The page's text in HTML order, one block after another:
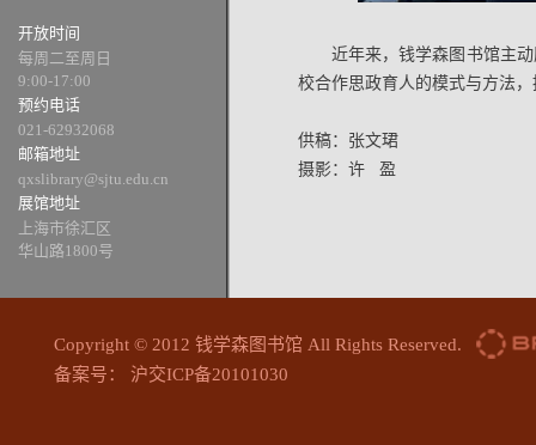
开放时间
每周二至周日
9:00-17:00
预约电话
021-62932068
邮箱地址
qxslibrary@sjtu.edu.cn
展馆地址
上海市徐汇区
华山路1800号
近年来，钱学森图书馆主
校合作思政育人的模式与方法
供稿：张文珺
摄影：许 盈
Copyright © 2012 钱学森图书馆 All Rights Reserved.
备案号： 沪交ICP备20101030